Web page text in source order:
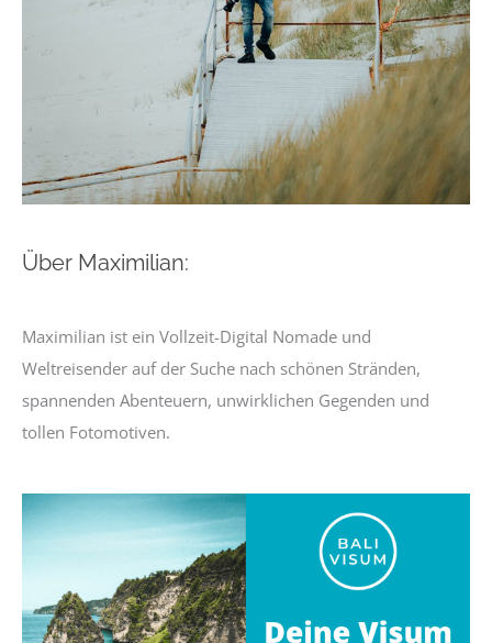
Über Maximilian:
Maximilian ist ein Vollzeit-Digital Nomade und
Weltreisender auf der Suche nach schönen Stränden,
spannenden Abenteuern, unwirklichen Gegenden und
tollen Fotomotiven.